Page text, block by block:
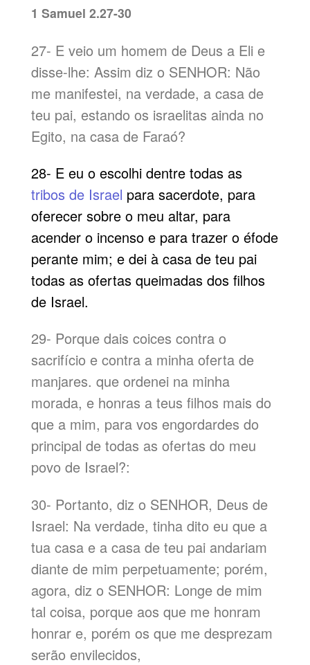
1 Samuel 2.27-30
27- E veio um homem de Deus a Eli e
disse-lhe: Assim diz o SENHOR: Não
me manifestei, na verdade, a casa de
teu pai, estando os israelitas ainda no
Egito, na casa de Faraó?
28- E eu o escolhi dentre todas as
tribos de Israel para sacerdote, para
oferecer sobre o meu altar, para
acender o incenso e para trazer o éfode
perante mim; e dei à casa de teu pai
todas as ofertas queimadas dos filhos
de Israel.
29- Porque dais coices contra o
sacrifício e contra a minha oferta de
manjares. que ordenei na minha
morada, e honras a teus filhos mais do
que a mim, para vos engordardes do
principal de todas as ofertas do meu
povo de Israel?:
30- Portanto, diz o SENHOR, Deus de
Israel: Na verdade, tinha dito eu que a
tua casa e a casa de teu pai andariam
diante de mim perpetuamente; porém,
agora, diz o SENHOR: Longe de mim
tal coisa, porque aos que me honram
honrar e, porém os que me desprezam
serão envilecidos,